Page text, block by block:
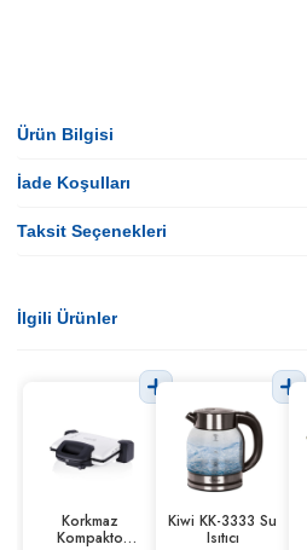
Ürün Bilgisi
İade Koşulları
Taksit Seçenekleri
İlgili Ürünler
Korkmaz
Kompakto
Kiwi KK-3333 Su
Isıtıcı